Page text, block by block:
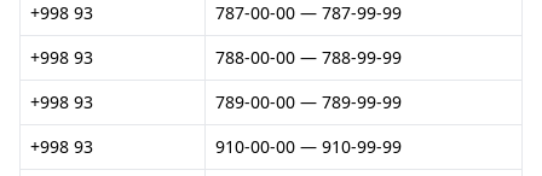
+998 93
787-00-00 — 787-99-99
+998 93
788-00-00 — 788-99-99
+998 93
789-00-00 — 789-99-99
+998 93
910-00-00 — 910-99-99